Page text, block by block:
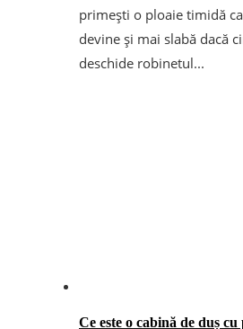
primești o ploaie timidă
devine și mai slabă dacă
deschide robinetul...
Ce este o cabină de duș